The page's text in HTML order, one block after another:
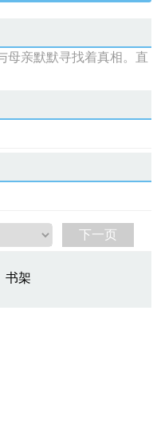
母亲默默寻找着真相。直
下一页
书架